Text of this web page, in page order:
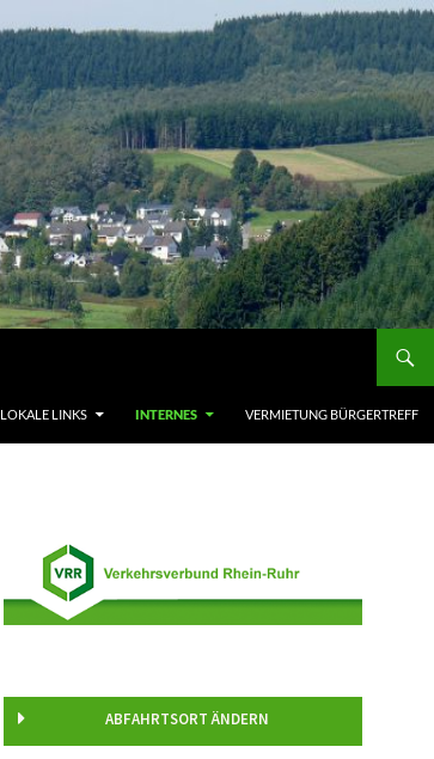
LOKALE LINKS INTERNES VERMIETUNG BÜRGERTREFF